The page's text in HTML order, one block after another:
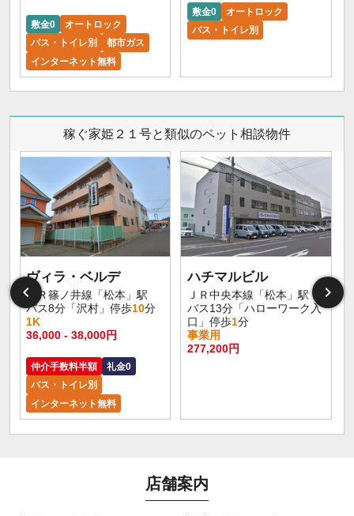
敷金0
オートロック
バス・トイレ別
都市ガス
インターネット無料
敷金0
オートロック
バス・トイレ別
稼ぐ家姫２１号と類似のペット相談物件
ヴィラ・ベルデ
ＪＲ篠ノ井線「松本」駅
バス8分「沢村」停歩10分
1K
36,000 - 38,000円
仲介手数料半額
礼金0
バス・トイレ別
インターネット無料
ハチマルビル
ＪＲ中央本線「松本」駅
バス13分「ハローワーク入
口」停歩1分
事業用
277,200円
店舗案内